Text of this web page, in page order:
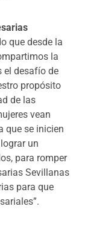
que desde la
la
el desafío de
propósito
de las
vean
que se inicien
un
para romper
Sevillanas
para que